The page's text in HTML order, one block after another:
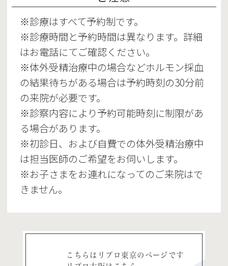
※診療はすべて予約制です。
※診療時間と予約時間は異なります。詳細
はお電話にてご確認ください。
※体外受精治療中の場合などホルモン採血
の結果待ちがある場合は予約時刻の30分前
の来院が必要です。
※診察内容により予約可能時刻に制限があ
る場合があります。
※初診日、および自費での体外受精治療中
は担当医師のご希望をお伺いします。
※お子さまをお連れになってのご来院はで
きません。
こちらはリプロ東京のページです